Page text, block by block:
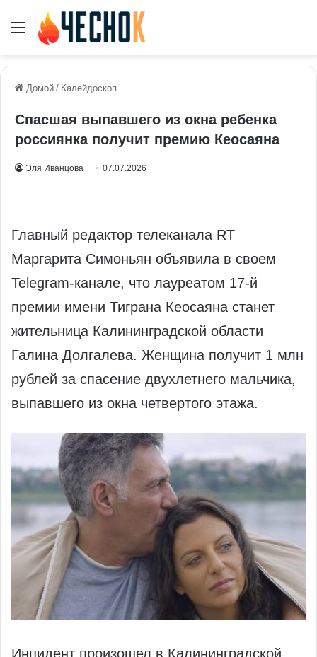
Меню
Домой / Калейдоскоп
Спасшая выпавшего из окна ребенка
россиянка получит премию Кеосаяна
Эля Иванцова 07.07.2026
Главный редактор телеканала RT
Маргарита Симоньян объявила в своем
Telegram-канале, что лауреатом 17-й
премии имени Тиграна Кеосаяна станет
жительница Калининградской области
Галина Долгалева. Женщина получит 1 млн
рублей за спасение двухлетнего мальчика,
выпавшего из окна четвертого этажа.
Инцидент произошел в Калининградской